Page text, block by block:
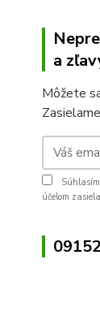
a
Môžete
účelom